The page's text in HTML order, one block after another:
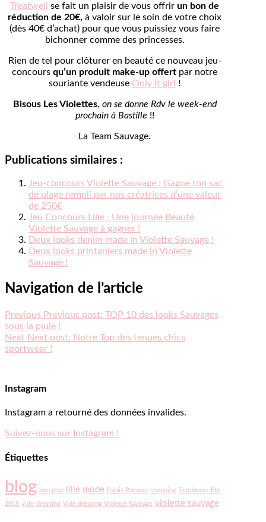
Treatwell se fait un plaisir de vous offrir un bon de
réduction de 20€, à valoir sur le soin de votre choix
(dès 40€ d’achat) pour que vous puissiez vous faire
bichonner comme des princesses.
Rien de tel pour clôturer en beauté ce nouveau jeu-
concours qu’un produit make-up offert par notre
souriante vendeuse Only it girl !
Bisous Les Violettes, on se donne Rdv le week-end
prochain à Bastille !!
La Team Sauvage.
Publications similaires :
Jeu-concours Violette Sauvage : Gagne ton sac
de plage rempli par nos créatrices d’une valeur
de 250€
Jeu Concours Lille : Une journée Beauté
Violette Sauvage à gagner !
Deux looks denim made in Violette Sauvage !
Deux looks printaniers made in Violette
Sauvage !
Navigation de l’article
Previous Previous post: TOP 10 des looks Sauvages
sous la pluie !
Next Next post: Notre Top des tenues chics
sportwear !
Instagram
Instagram a retourné des données invalides.
Suivez-nous sur Instagram !
Étiquettes
blog bon plan lille mode Palais Rameau shopping Tendances Eté
2015 vide-dressing Vide dressing Violette Sauvage violette sauvage